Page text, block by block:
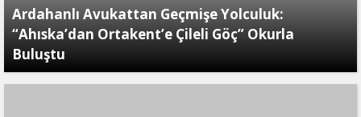
Ardahanlı Avukattan Geçmişe Yolculuk:
“Ahıska’dan Ortakent’e Çileli Göç” Okurla
Buluştu